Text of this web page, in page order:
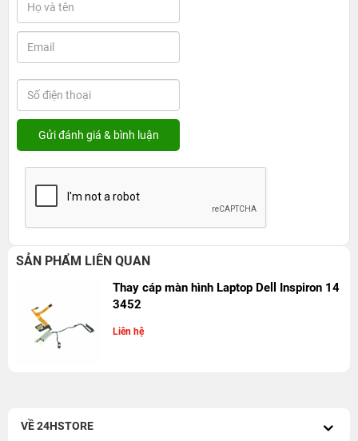
SẢN PHẨM LIÊN QUAN
Thay cáp màn hình Laptop Dell Inspiron 14
3452
Liên hệ
VỀ 24HSTORE